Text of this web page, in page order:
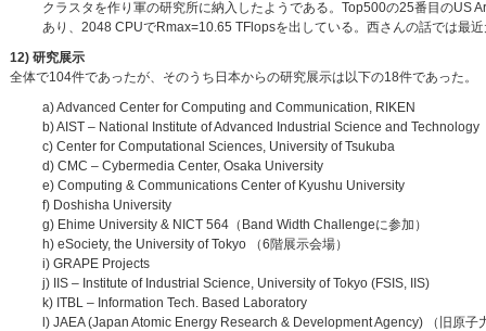
クラスタを作り軍の研究所に納入したようである。Top500の25番目のUS
あり、2048 CPUでRmax=10.65 TFlopsを出している。西さんの話では最
12) 研究展示
全体で104件であったが、そのうち日本からの研究展示は以下の18件であった。
a) Advanced Center for Computing and Communication, RIKEN
b) AIST – National Institute of Advanced Industrial Science and
c) Center for Computational Sciences, University of Tsukuba
d) CMC – Cybermedia Center, Osaka University
e) Computing & Communications Center of Kyushu University
f) Doshisha University
g) Ehime University & NICT 564（Band Width Challengeに参加）
h) eSociety, the University of Tokyo （6階展示会場）
i) GRAPE Projects
j) IIS – Institute of Industrial Science, University of Tokyo (FSIS, IIS)
k) ITBL – Information Tech. Based Laboratory
l) JAEA (Japan Atomic Energy Research & Development Agency) （旧原子